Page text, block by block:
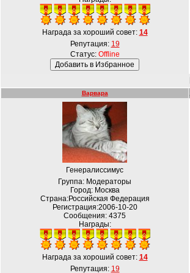
Награда за хороший совет: 14
Репутация: 19
Статус: Offline
Варвара
Генералиссимус
Группа: Модераторы
Город: Москва
Страна:Российская Федерация
Регистрация:2006-10-20
Сообщения: 4375
Награды:
Награда за хороший совет: 14
Репутация: 19